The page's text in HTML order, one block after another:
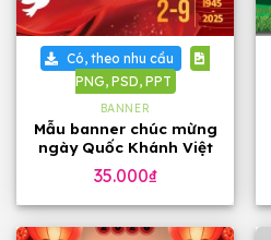
Có, theo nhu cầu
PNG, PSD, PPT
BANNER
Mẫu banner chúc mừng
ngày Quốc Khánh Việt
Nam 2-9, tặng phông
chữ
35.000₫